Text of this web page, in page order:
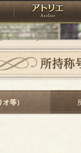
ローレット
所持称
等）